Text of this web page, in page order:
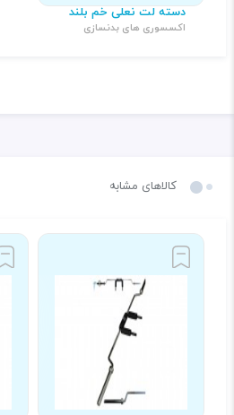
دسته لت نعلی خم بلند
اکسسوری های بدنسازی
کالاهای مشابه